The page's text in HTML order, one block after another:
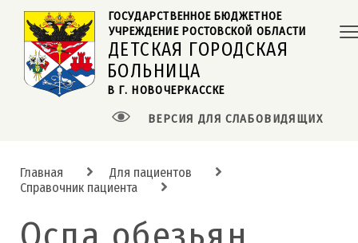
ДЕТСКАЯ ГОРОДСКАЯ
В Г. НОВОЧЕРКАССКЕ
ГОСУДАРСТВЕННОЕ БЮДЖЕТНОЕ
УЧРЕЖДЕНИЕ РОСТОВСКОЙ ОБЛАСТИ
БОЛЬНИЦА
ВЕРСИЯ ДЛЯ СЛАБОВИДЯЩИХ
Главная
Для пациентов
Справочник пациента